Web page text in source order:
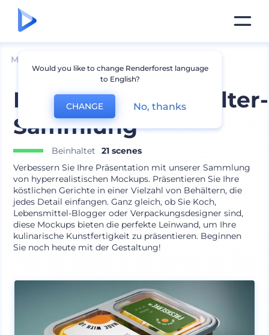
Mockups
Lebensmittelbehälter-
Sammlung
Beinhaltet
21 scenes
Verbessern Sie Ihre Präsentation mit unserer Sammlung
von hyperrealistischen Mockups. Präsentieren Sie Ihre
köstlichen Gerichte in einer Vielzahl von Behältern, die
jedes Detail einfangen. Ganz gleich, ob Sie Koch,
Lebensmittel-Blogger oder Verpackungsdesigner sind,
diese Mockups bieten die perfekte Leinwand, um Ihre
kulinarische Kunstfertigkeit zu präsentieren. Beginnen
Sie noch heute mit der Gestaltung!
Would you like to change Renderforest language
to English?
CHANGE No, thanks